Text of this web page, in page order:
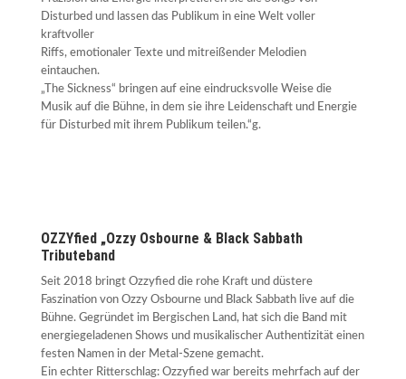
Disturbed und lassen das Publikum in eine Welt voller
kraftvoller
Riffs, emotionaler Texte und mitreißender Melodien
eintauchen.
„The Sickness“ bringen auf eine eindrucksvolle Weise die
Musik auf die Bühne, in dem sie ihre Leidenschaft und Energie
für Disturbed mit ihrem Publikum teilen.“g.
OZZYfied „Ozzy Osbourne & Black Sabbath
Tributeband
Seit 2018 bringt Ozzyfied die rohe Kraft und düstere
Faszination von Ozzy Osbourne und Black Sabbath live auf die
Bühne. Gegründet im Bergischen Land, hat sich die Band mit
energiegeladenen Shows und musikalischer Authentizität einen
festen Namen in der Metal-Szene gemacht.
Ein echter Ritterschlag: Ozzyfied war bereits mehrfach auf der